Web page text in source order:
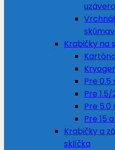
Krabičky na
Pre 0.5
Pre
Pre 5.0
Pre 15
Krabičky a
sklíčka